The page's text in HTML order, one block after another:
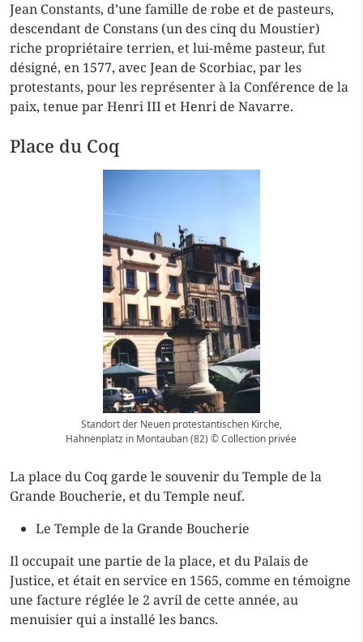
Jean Constants, d’une famille de robe et de pasteurs,
descendant de Constans (un des cinq du Moustier)
riche propriétaire terrien, et lui-même pasteur, fut
désigné, en 1577, avec Jean de Scorbiac, par les
protestants, pour les représenter à la Conférence de la
paix, tenue par Henri III et Henri de Navarre.
Place du Coq
Standort der Neuen protestantischen Kirche,
Hahnenplatz in Montauban (82) © Collection privée
La place du Coq garde le souvenir du Temple de la
Grande Boucherie, et du Temple neuf.
Le Temple de la Grande Boucherie
Il occupait une partie de la place, et du Palais de
Justice, et était en service en 1565, comme en témoigne
une facture réglée le 2 avril de cette année, au
menuisier qui a installé les bancs.